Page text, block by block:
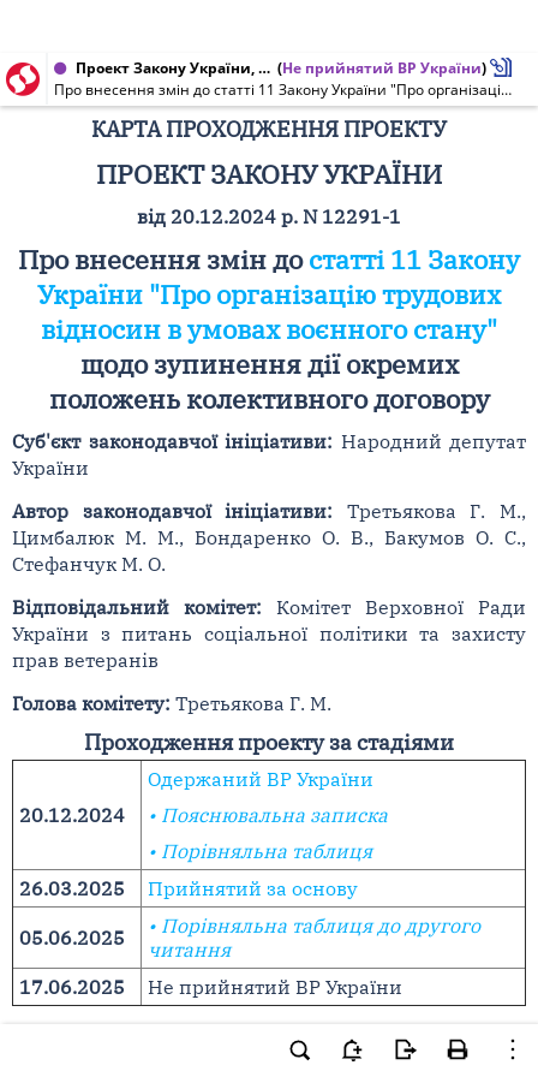
Проект Закону України, Карта проходження проекту від 17.06.2025 № 12291-1 (Не прийнятий ВР України)
Про внесення змін до статті 11 Закону України "Про організацію трудових відносин в умовах воєнного стану" щодо зупинення дії окремих положень колективного договору